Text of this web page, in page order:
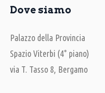
Dove siamo
Palazzo della Provincia
Spazio Viterbi (4° piano)
via T. Tasso 8, Bergamo